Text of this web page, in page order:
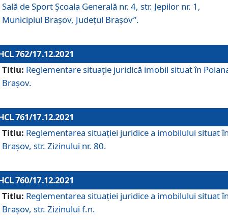
Sală de Sport Școala Generală nr. 4, str. Jepilor nr. 1,
Municipiul Brașov, Județul Brașov”.
762/17.12.2021
Titlu: Reglementare situație juridică imobil situat în
Brașov.
761/17.12.2021
Titlu: Reglementarea situației juridice a imobilului situat
Brașov, str. Zizinului nr. 80.
760/17.12.2021
Titlu: Reglementarea situației juridice a imobilului situat
Brașov, str. Zizinului f.n.